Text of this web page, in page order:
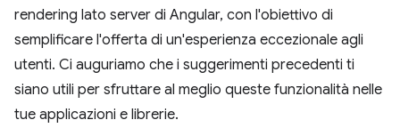
rendering lato server di Angular, con l'obiettivo di
semplificare l'offerta di un'esperienza eccezionale agli
utenti. Ci auguriamo che i suggerimenti precedenti ti
siano utili per sfruttare al meglio queste funzionalità nelle
tue applicazioni e librerie.